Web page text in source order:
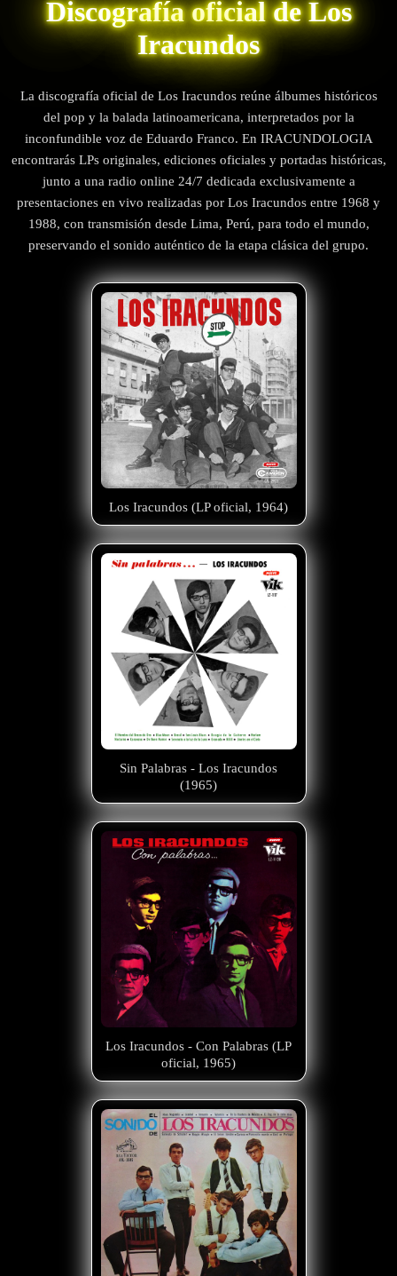
Discografía oficial de Los
Iracundos
La discografía oficial de Los Iracundos reúne álbumes históricos
del pop y la balada latinoamericana, interpretados por la
inconfundible voz de Eduardo Franco. En IRACUNDOLOGIA
encontrarás LPs originales, ediciones oficiales y portadas históricas,
junto a una radio online 24/7 dedicada exclusivamente a
presentaciones en vivo realizadas por Los Iracundos entre 1968 y
1988, con transmisión desde Lima, Perú, para todo el mundo,
preservando el sonido auténtico de la etapa clásica del grupo.
Los Iracundos (LP oficial, 1964)
Sin Palabras - Los Iracundos
(1965)
Los Iracundos - Con Palabras (LP
oficial, 1965)